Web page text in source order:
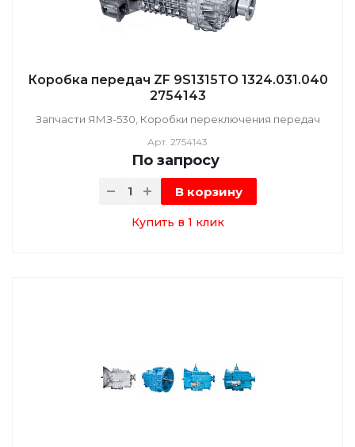
Коробка передач ZF 9S1315TO 1324.031.040
2754143
Запчасти ЯМЗ-530, Коробки переключения передач
Арт. 2754143
По запросу
В корзину
Купить в 1 клик